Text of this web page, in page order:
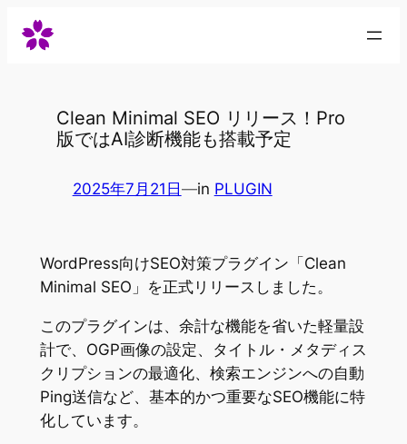
Skip
Clean Minimal SEO リリース！Pro
版ではAI診断機能も搭載予定
2025年7月21日 —in PLUGIN
WordPress向けSEO対策プラグイン「Clean
Minimal SEO」を正式リリースしました。
このプラグインは、余計な機能を省いた軽量設
計で、OGP画像の設定、タイトル・メタディス
クリプションの最適化、検索エンジンへの自動
Ping送信など、基本的かつ重要なSEO機能に特
化しています。